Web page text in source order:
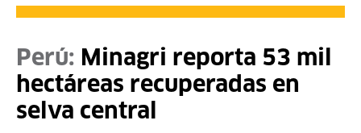
Perú: Minagri reporta 53 mil
hectáreas recuperadas en
selva central